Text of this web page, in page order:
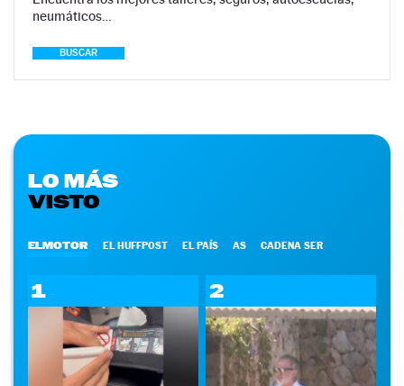
neumáticos…
BUSCAR
LO MÁS
VISTO
ELMOTOR EL HUFFPOST EL PAÍS AS CADENA SER
1 2